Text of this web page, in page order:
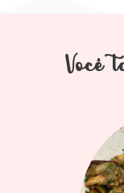
Você